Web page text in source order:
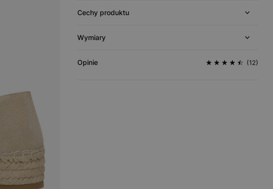
Cechy produktu
Wymiary
Opinie (12)